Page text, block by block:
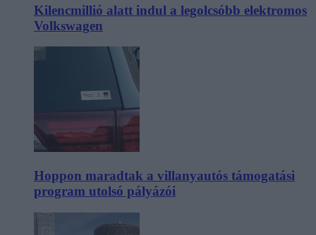
Kilencmillió alatt indul a legolcsóbb elektromos
Volkswagen
Hoppon maradtak a villanyautós támogatási
program utolsó pályázói